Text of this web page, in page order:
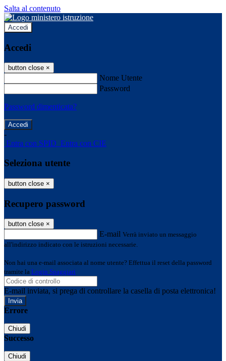
Salta al contenuto
Accedi
Accedi
button close ×
Nome Utente
Password
Password dimenticata?
-
Entra con SPID Entra con CIE
Seleziona utente
button close ×
Recupero password
button close ×
E-mail Verrà inviato un messaggio
all'indirizzo indicato con le istruzioni necessarie.
Non hai una e-mail associata al nome utente? Effettua il reset della password
tramite la Login Spaggiari
E-mail inviata, si prega di controllare la casella di posta elettronica!
Errore
Chiudi
Successo
Chiudi